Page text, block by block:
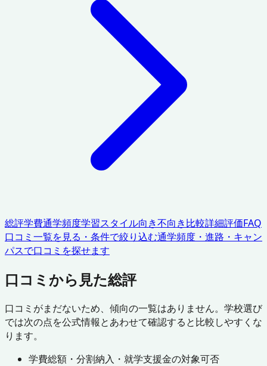
総評学費通学頻度学習スタイル向き不向き比較詳細評価FAQ
口コミ一覧を見る・条件で絞り込む通学頻度・進路・キャン
パスで口コミを探せます
口コミから見た総評
口コミがまだないため、傾向の一覧はありません。学校選び
では次の点を公式情報とあわせて確認すると比較しやすくな
ります。
学費総額・分割納入・就学支援金の対象可否